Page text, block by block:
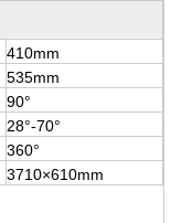
410mm
535mm
90°
28°-70°
360°
3710×610mm